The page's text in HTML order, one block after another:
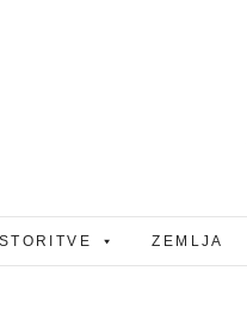
STORITVE ZEMLJA